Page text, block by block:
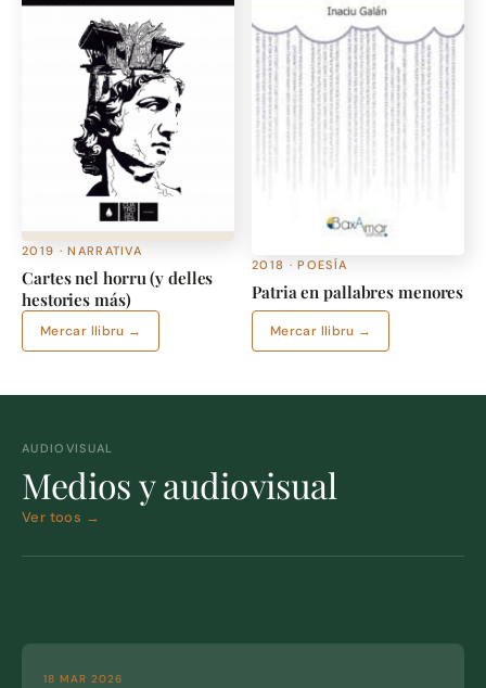
2019 · NARRATIVA
Cartes nel horru (y delles
hestories más)
Mercar llibru →
2018 · POESÍA
Patria en pallabres menores
Mercar llibru →
AUDIOVISUAL
Medios y audiovisual
Ver toos →
18 MAR 2026